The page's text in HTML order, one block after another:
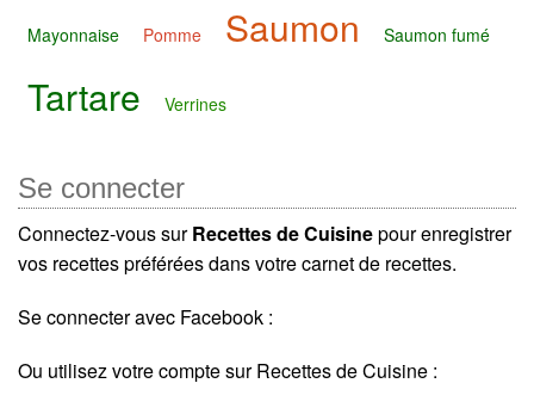
Mayonnaise Pomme Saumon Saumon fumé
Tartare Verrines
Se connecter
Connectez-vous surRecettes de Cuisinepour enregistrer
vos recettes préférées dans votre carnet de recettes.
Se connecter avec Facebook :
Ou utilisez votre compte sur Recettes de Cuisine :